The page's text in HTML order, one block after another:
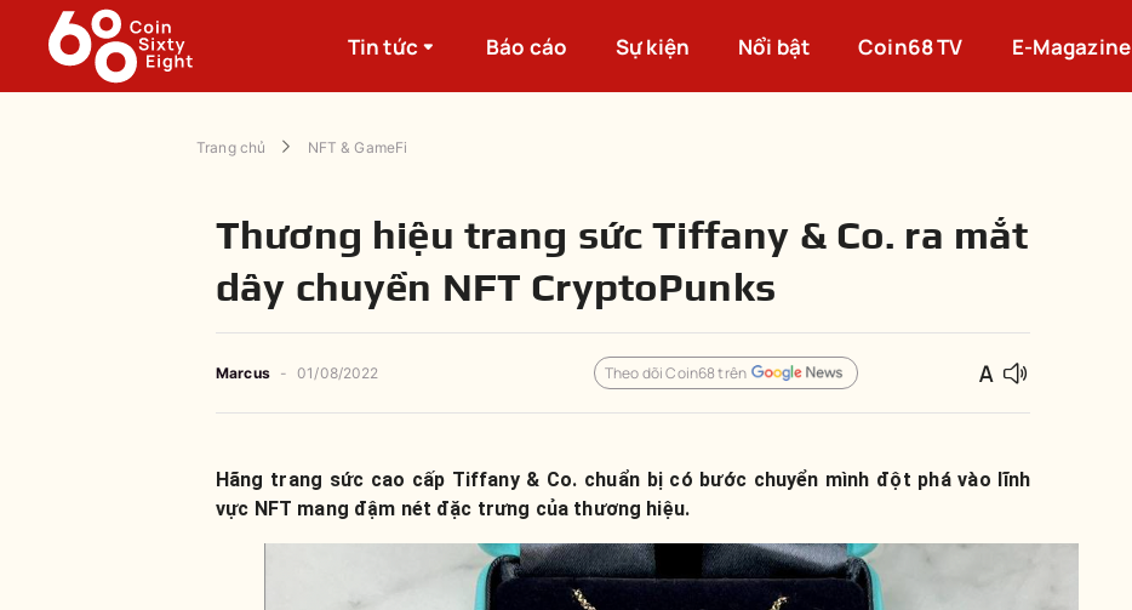
Tin tức Báo cáo Sự kiện Nổi bật Coin68 TV E-Magazine
Trang chủ NFT & GameFi
Thương hiệu trang sức Tiffany & Co. ra mắt
dây chuyền NFT CryptoPunks
Marcus - 01/08/2022 Theo dõi Coin68 trên
Hãng trang sức cao cấp Tiffany & Co. chuẩn bị có bước chuyển mình đột phá vào lĩnh
vực NFT mang đậm nét đặc trưng của thương hiệu.